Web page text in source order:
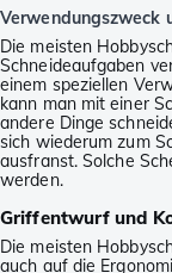
Verwendungszweck
Die meisten
Schneideaufgaben
einem speziellen
kann man mit einer
andere Dinge
sich wiederum zum
ausfranst. Solche
werden.
Griffentwurf und
Die meisten
auch auf die